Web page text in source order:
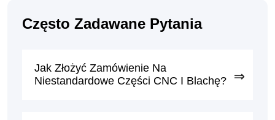
Często Zadawane Pytania
Jak Złożyć Zamówienie Na
Niestandardowe Części CNC I Blachę?